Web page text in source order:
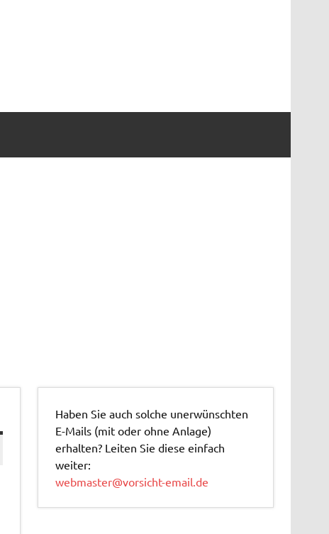
Haben Sie auch solche unerwünschten
E-Mails (mit oder ohne Anlage)
erhalten? Leiten Sie diese einfach
weiter:
webmaster@vorsicht-email.de